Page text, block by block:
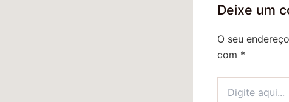
Deixe um
O seu
com *
aqui...